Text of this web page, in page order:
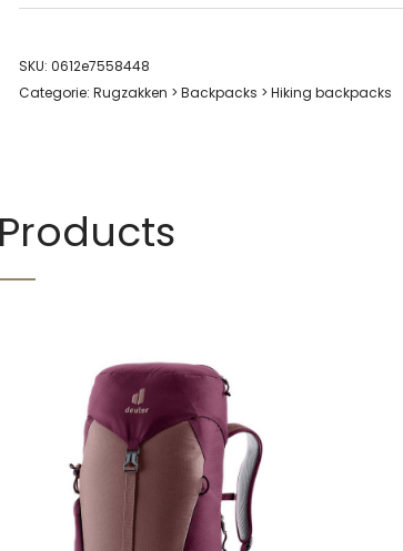
SKU: 0612e7558448
Categorie: Rugzakken > Backpacks > Hiking backpacks